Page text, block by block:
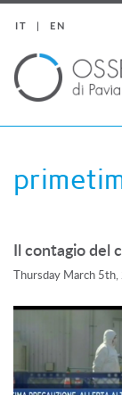
IT EN
Il contagio del
Thursday March